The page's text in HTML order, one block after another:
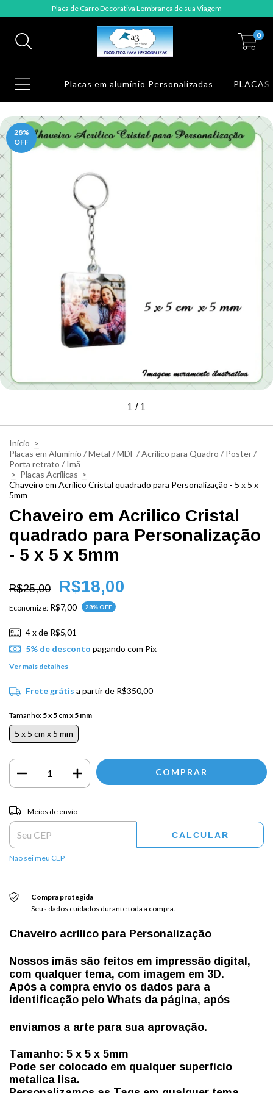
Placa de Carro Decorativa Lembrança de sua Viagem
0
Placas em alumínio Personalizadas PLACAS
28%
OFF
1 / 1
Início >
Placas em Alumínio / Metal / MDF / Acrílico para Quadro / Poster /
Porta retrato / Imã
> Placas Acrílicas >
Chaveiro em Acrilico Cristal quadrado para Personalização - 5 x 5 x
5mm
Chaveiro em Acrilico Cristal
quadrado para Personalização
- 5 x 5 x 5mm
R$25,00 R$18,00
Economize: R$7,00 28% OFF
4x de R$5,01
5% de desconto pagando com Pix
Ver mais detalhes
Frete grátis a partir de R$350,00
Tamanho: 5 x 5 cm x 5 mm
5 x 5 cm x 5 mm
Entregas para o CEP:
Meios de envio
CALCULAR
Não sei meu CEP
Compra protegida
Seus dados cuidados durante toda a compra.
Chaveiro acrílico para Personalização
Nossos imãs são feitos em impressão digital,
com qualquer tema, com imagem em 3D.
Após a compra envio os dados para a
identificação pelo Whats da página, após
enviamos a arte para sua aprovação.
Tamanho: 5 x 5 x 5mm
Pode ser colocado em qualquer superficio
metalica lisa.